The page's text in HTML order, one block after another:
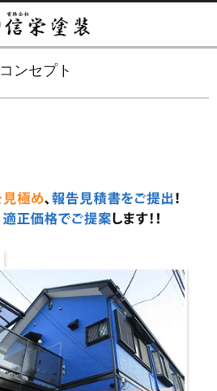
コンセプト